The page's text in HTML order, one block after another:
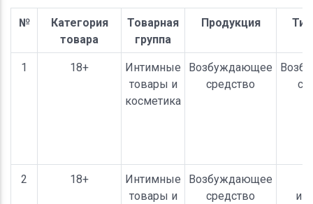
№
Категория
товара
Товарная
группа
Продукция
1 18+
Интимные
товары и
косметика
Возбуждающее
средство
2 18+
Интимные
товары и
Возбуждающее
средство